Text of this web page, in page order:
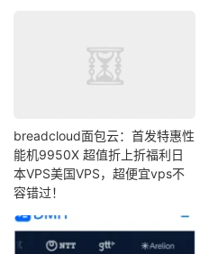
breadcloud面包云：首发特惠性
能机9950X 超值折上折福利日
本VPS美国VPS，超便宜vps不
容错过！